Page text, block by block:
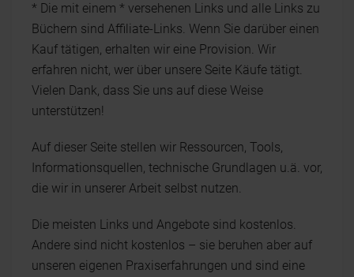
* Die mit einem * versehenen Links und alle Links zu
Büchern sind Affiliate-Links. Wenn Sie darüber einen
Kauf tätigen, erhalten wir eine Provision. Wir
erfahren nicht, wer über unsere Seite Käufe tätigt.
Vielen Dank, dass Sie uns auf diese Weise
unterstützen!
Auf dieser Seite stellen wir Ressourcen, Tools,
Informationsquellen, technische Grundlagen u.ä. vor,
die wir in unserer Arbeit selbst nutzen.
Die meisten Links und Angebote sind kostenlos.
Andere sind nicht kostenlos – sie beruhen aber auf
unseren eigenen Praxiserfahrungen und sind eine